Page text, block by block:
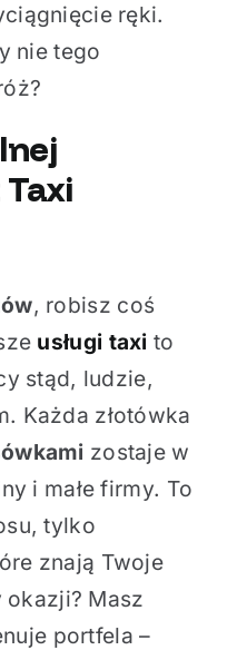
ręki.
nie tego
Taxi
, robisz coś
usługi taxi to
stąd, ludzie,
Każda złotówka
zostaje w
i małe firmy. To
tylko
znają Twoje
Masz
portfela –